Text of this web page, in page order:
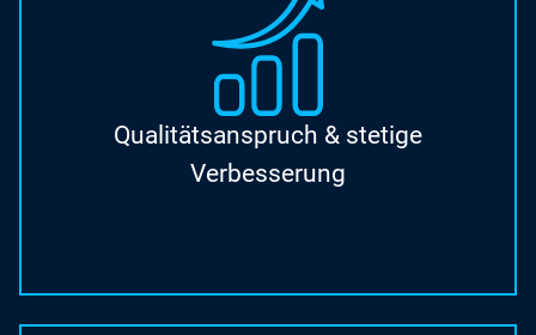
Qualitätsanspruch & stetige
Verbesserung